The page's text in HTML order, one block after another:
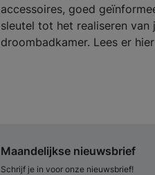
accessoires, goed
sleutel tot het realiseren van
droombadkamer. Lees er
Maandelijkse nieuwsbrief
Schrijf je in voor onze nieuwsbrief!